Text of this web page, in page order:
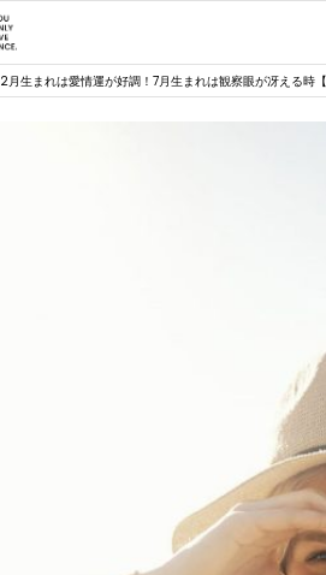
2月生まれは愛情運が好調！7月生まれは観察眼が冴える時